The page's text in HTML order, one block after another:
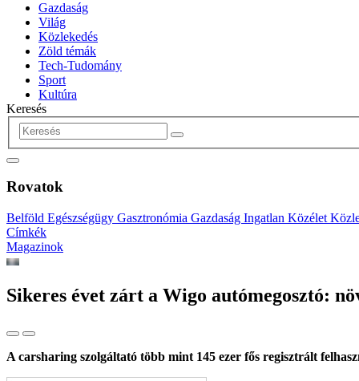
Gazdaság
Világ
Közlekedés
Zöld témák
Tech-Tudomány
Sport
Kultúra
Keresés
Rovatok
Belföld Egészségügy Gasztronómia Gazdaság Ingatlan Közélet
Címkék
Magazinok
Sikeres évet zárt a Wigo autómegosztó:
A carsharing szolgáltató több mint 145 ezer fős regisztrált